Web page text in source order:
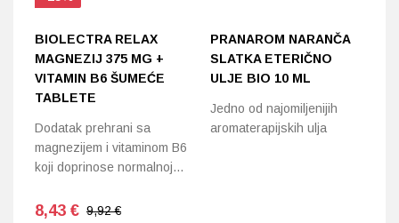
BIOLECTRA RELAX
MAGNEZIJ 375 MG +
VITAMIN B6 ŠUMEĆE
TABLETE
Dodatak prehrani sa
magnezijem i vitaminom B6
koji doprinose normalnoj…
8,43 € 9,92 €
PRANAROM NARANČA
SLATKA ETERIČNO
ULJE BIO 10 ML
Jedno od najomiljenijih
aromaterapijskih ulja